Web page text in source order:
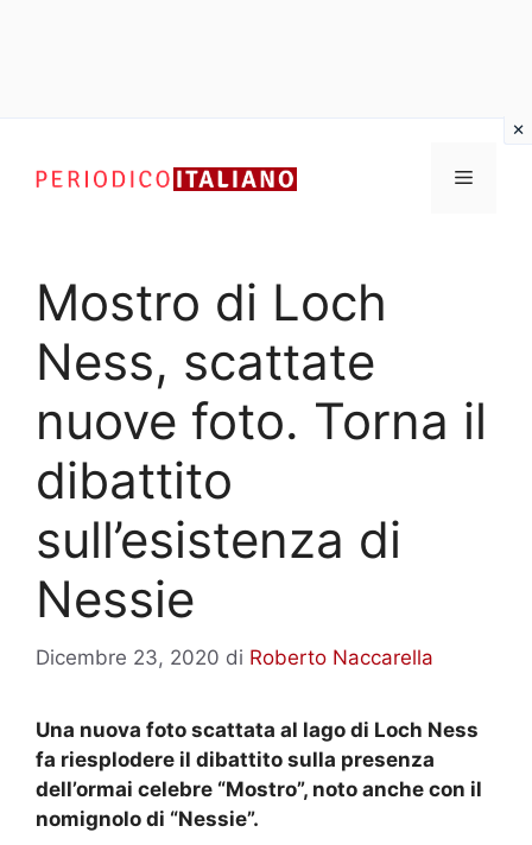
contenuto
Menu
Mostro di Loch
Ness, scattate
nuove foto. Torna il
dibattito
sull’esistenza di
Nessie
Dicembre 23, 2020 di Roberto Naccarella
Una nuova foto scattata al lago di Loch Ness
fa riesplodere il dibattito sulla presenza
dell’ormai celebre “Mostro”, noto anche con il
nomignolo di “Nessie”.